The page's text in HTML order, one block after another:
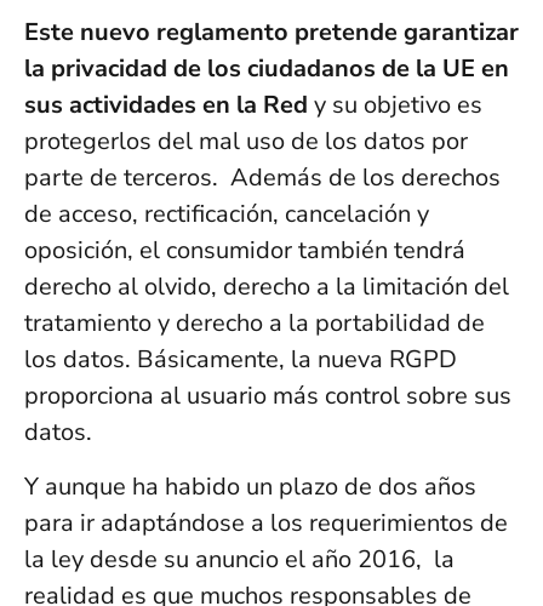
Este nuevo reglamento pretende garantizar
la privacidad de los ciudadanos de la UE en
sus actividades en la Red y su objetivo es
protegerlos del mal uso de los datos por
parte de terceros. Además de los derechos
de acceso, rectificación, cancelación y
oposición, el consumidor también tendrá
derecho al olvido, derecho a la limitación del
tratamiento y derecho a la portabilidad de
los datos. Básicamente, la nueva RGPD
proporciona al usuario más control sobre sus
datos.
Y aunque ha habido un plazo de dos años
para ir adaptándose a los requerimientos de
la ley desde su anuncio el año 2016, la
realidad es que muchos responsables de